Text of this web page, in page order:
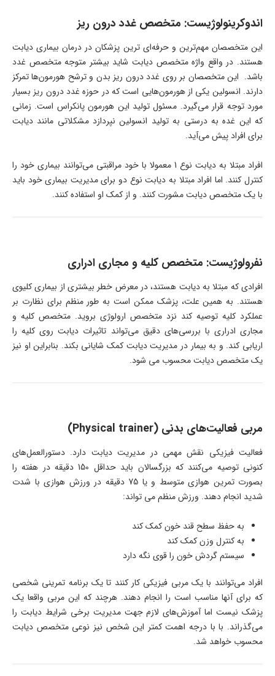
اندوکرینولوژیست: متخصص غدد درون ریز
این متخصصان مهم‌ترین و حرفه‌ای ترین پزشکان در درمان بیماری دیابت
هستند. در واقع واژه متخصص دیابت شاید بیشتر متوجه متخصص غدد
باشد. این متخصصان بر روی غدد درون ریز بدن و ترشح هورمون‌ها تمرکز
دارند. انسولین یکی از هورمون‌هایی است که در حوزه غدد درون ریز بسیار
مورد توجه قرار می‌گیرد. مسئول تولید این هورمون پانکراس است. زمانی
که این غده به درستی به تولید انسولین نپردازد مشکلاتی مانند دیابت
برای افراد پیش می‌آید.
افراد مبتلا به دیابت نوع 1 معمولا با خود مراقبتی می‌توانند بیماری خود را
کنترل کنند. اما افراد مبتلا به دیابت نوع دو برای مدیریت بیماری خود باید
با یک متخصص دیابت مشورت کنند. و از کمک او استفاده کنند.
نفرولوژیست: متخصص کلیه و مجاری ادراری
افرادی که مبتلا به دیابت هستند، در معرض خطر بیشتری از بیماری کلیوی
هستند. به همین علت، پزشک ممکن است به طور منظم برای نظارت بر
عملکرد کلیه توصیه کند نزد متخصص ارولوژی بروید. متخصص کلیه و
مجاری ادراری با بررسی‌های دقیق می‌تواند تاثیرات دیابت روی کلیه را
اریابی کند. و به بیمار در مدیریت دیابت کمک شایانی بکند. بنابراین او نیز
یک متخصص دیابت محسوب می شود.
مربی فعالیت‌های بدنی (Physical trainer)
فعالیت فیزیکی نقش مهمی در مدیریت دیابت دارد. دستورالعمل‌های
کنونی توصیه می‌کنند که بزرگسالان باید حداقل 150 دقیقه در هفته را
بصورت تمرین هوازی متوسط و یا 75 دقیقه در ورزش هوازی با شدت
شدید انجام دهند. ورزش منظم می تواند:
به حفظ سطح قند خون کمک کند
به کنترل وزن کمک کند
سیستم گردش خون را قوی نگه دارد
افراد می‌توانند با یک مربی فیزیکی کار کنند تا یک برنامه تمرینی شخصی
که برای آنها مناسب است را انجام دهند. هرچند که این مربی واقعا یک
پزشک نیست اما آموزش‌های لازم جهت مدیریت برخی شرایط دیابت را
می‌گذراند. با با درجه اهمت کمتر این شخص نیز نوعی متخصص دیابت
محسوب خواهد شد.